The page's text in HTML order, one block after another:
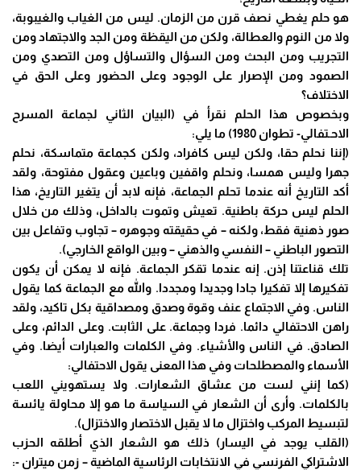
هو حلم يغطي نصف قرن من الزمان. ليس من الغياب والغيبوبة،
ولا من النوم والعطالة، ولكن من اليقظة ومن الجد والاجتهاد ومن
التجريب ومن البحث ومن السؤال والتساؤل ومن التصدي ومن
الصمود ومن الإصرار على الوجود وعلى الحضور وعلى الحق في
الاختلاف؟
وبخصوص هذا الحلم نقرأ في (البيان الثاني لجماعة المسرح
الاحـتفالي- تطوان 1980) ما يلي:
(إننا نحلم حقا، ولكن ليس كافراد، ولكن كجماعة متماسكة، نحلم
جهرا وليس همسا، ونحلم واقفين وباعين وعقول مفتوحة، ولقد
أكد التاريخ أنه عندما تحلم الجماعة، فإنه لابد أن يتغير التاريخ، هذا
الحلم ليس حركة باطنية. تعيش وتموت بالداخل، وذلك من خلال
صور ذهنية فقط، ولكنه – في حقيقته وجوهره – تجاوب وتفاعل بين
التصور الباطني – النفسي والذهني – وبين الواقع الخارجي).
تلك قناعتنا إذن. إنه عندما تقكر الجماعة. فإنه لا يمكن أن يكون
تفكيرها إلا تفكيرا جادا وجديدا ومجددا. والله مع الجماعة كما يقول
الناس. وفي الاجتماع عنف وقوة وصدق ومصداقية بكل تاكيد، ولقد
راهن الاحتفالي دائما. فردا وجماعة. على الثابت. وعلى الدائم، وعلى
الصادق. في الناس والأشياء. وفي الكلمات والعبارات أيضا. وفي
الأسماء والمصطلحات وفي هذا المعنى يقول الاحتفالي:
(كما إنني لست من عشاق الشعارات. ولا يستهويني اللعب
بالكلمات. وأرى أن الشعار في السياسة ما هو إلا محاولة يائسة
لتبسيط المركب واختزال ما لا يقبل الاختصار والاختزال).
(القلب يوجد في اليسار) ذلك هو الشعار الذي أطلقه الحزب
الاشتراكي الفرنسي في الانتخابات الرئاسية الماضية – زمن ميتران -: